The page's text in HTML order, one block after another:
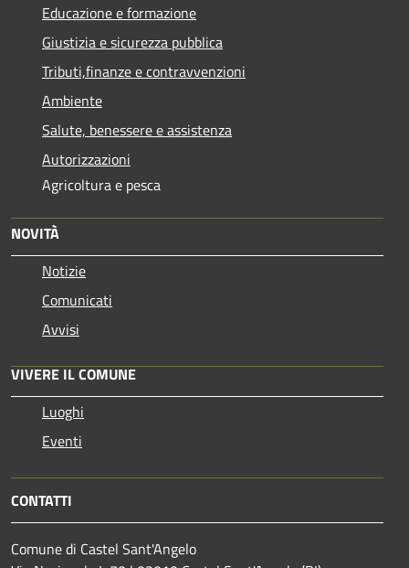
Educazione e formazione
Giustizia e sicurezza pubblica
Tributi,finanze e contravvenzioni
Ambiente
Salute, benessere e assistenza
Autorizzazioni
Agricoltura e pesca
NOVITÀ
Notizie
Comunicati
Avvisi
VIVERE IL COMUNE
Luoghi
Eventi
CONTATTI
Comune di Castel Sant'Angelo